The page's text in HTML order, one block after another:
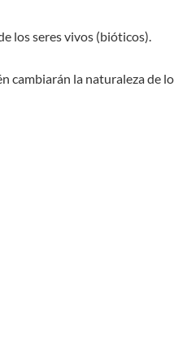
los seres vivos (bióticos).
cambiarán la naturaleza de